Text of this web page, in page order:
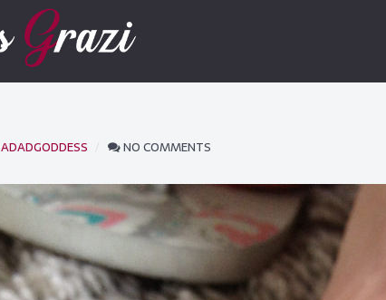
ADADGODDESS NO COMMENTS